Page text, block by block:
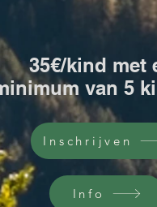
35€/kind met
van 5
Inschrijven
Info